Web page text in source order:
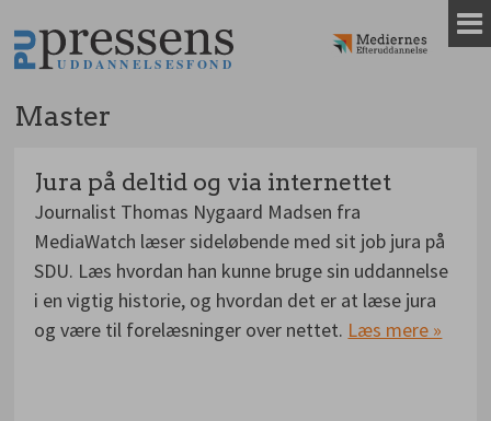
til
indhold
Master
Jura på deltid og via internettet
Journalist Thomas Nygaard Madsen fra
MediaWatch læser sideløbende med sit job jura på
SDU. Læs hvordan han kunne bruge sin uddannelse
i en vigtig historie, og hvordan det er at læse jura
og være til forelæsninger over nettet. Læs mere »